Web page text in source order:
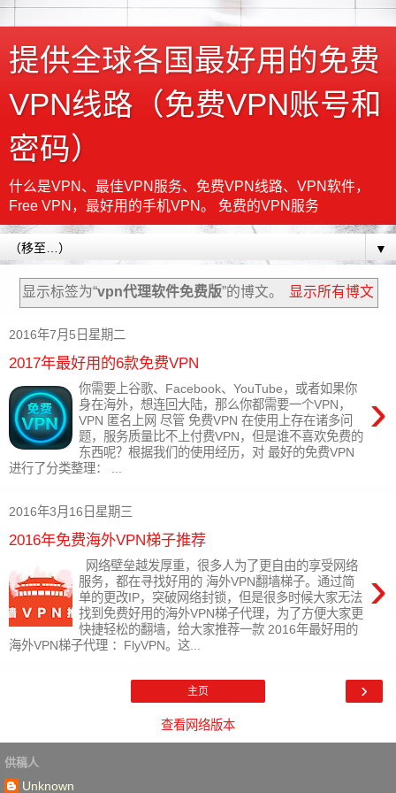
提供全球各国最好用的免费
VPN线路（免费VPN账号和
密码）
什么是VPN、最佳VPN服务、免费VPN线路、VPN软件，
Free VPN，最好用的手机VPN。 免费的VPN服务
▼
显示标签为“vpn代理软件免费版”的博文。 显示所有博文
2016年7月5日星期二
2017年最好用的6款免费VPN
›
你需要上谷歌、Facebook、YouTube，或者如果你
身在海外，想连回大陆，那么你都需要一个VPN，
VPN 匿名上网 尽管 免费VPN 在使用上存在诸多问
题，服务质量比不上付费VPN，但是谁不喜欢免费的
东西呢？根据我们的使用经历，对 最好的免费VPN
进行了分类整理： ...
2016年3月16日星期三
2016年免费海外VPN梯子推荐
›
网络壁垒越发厚重，很多人为了更自由的享受网络
服务，都在寻找好用的 海外VPN翻墙梯子。通过简
单的更改IP，突破网络封锁，但是很多时候大家无法
找到免费好用的海外VPN梯子代理，为了方便大家更
快捷轻松的翻墙，给大家推荐一款 2016年最好用的
海外VPN梯子代理 ：FlyVPN。这...
›
主页
查看网络版本
供稿人
Unknown